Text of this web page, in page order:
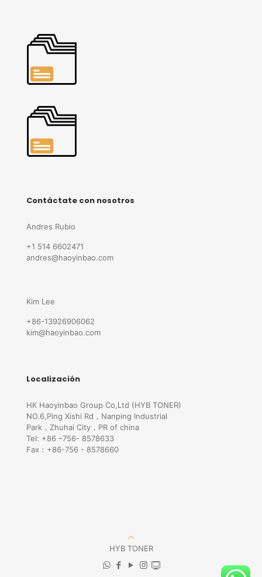
Contáctate con nosotros
Andres Rubio
+1 514 6602471
andres@haoyinbao.com
Kim Lee
+86-13926906062
kim@haoyinbao.com
Localización
HK Haoyinbao Group Co,Ltd (HYB TONER)
NO.6,Ping Xishi Rd，Nanping Industrial
Park，Zhuhai City，PR of china
Tel: +86 –756- 8578633
Fax：+86-756 - 8578660
HYB TONER